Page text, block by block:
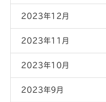
2023年12月
2023年11月
2023年10月
2023年9月